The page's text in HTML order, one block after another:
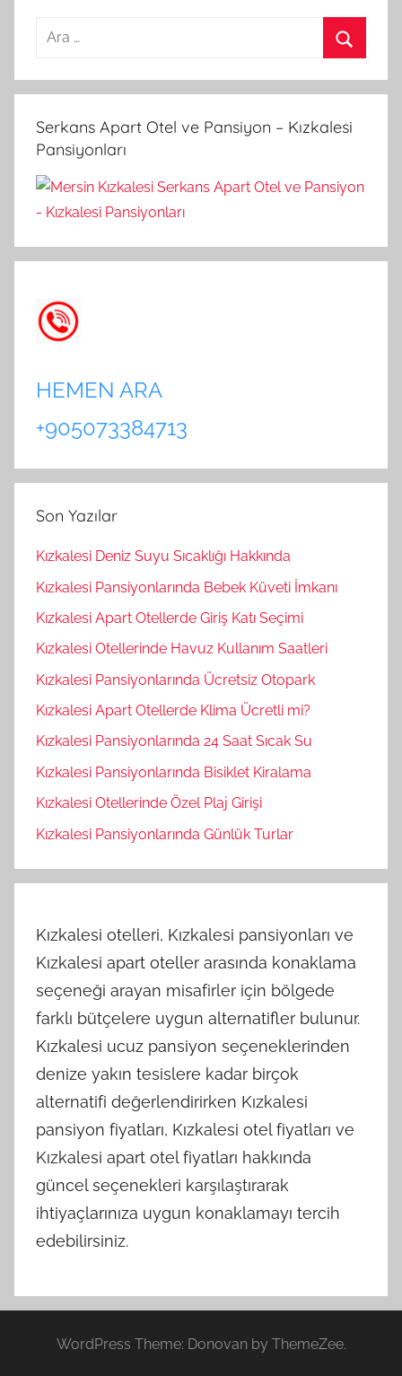
a
a
:
r
a
Serkans Apart Otel ve Pansiyon – Kızkalesi
Pansiyonları
HEMEN ARA
+905073384713
Son Yazılar
Kızkalesi Deniz Suyu Sıcaklığı Hakkında
Kızkalesi Pansiyonlarında Bebek Küveti İmkanı
Kızkalesi Apart Otellerde Giriş Katı Seçimi
Kızkalesi Otellerinde Havuz Kullanım Saatleri
Kızkalesi Pansiyonlarında Ücretsiz Otopark
Kızkalesi Apart Otellerde Klima Ücretli mi?
Kızkalesi Pansiyonlarında 24 Saat Sıcak Su
Kızkalesi Pansiyonlarında Bisiklet Kiralama
Kızkalesi Otellerinde Özel Plaj Girişi
Kızkalesi Pansiyonlarında Günlük Turlar
Kızkalesi otelleri, Kızkalesi pansiyonları ve
Kızkalesi apart oteller arasında konaklama
seçeneği arayan misafirler için bölgede
farklı bütçelere uygun alternatifler bulunur.
Kızkalesi ucuz pansiyon seçeneklerinden
denize yakın tesislere kadar birçok
alternatifi değerlendirirken Kızkalesi
pansiyon fiyatları, Kızkalesi otel fiyatları ve
Kızkalesi apart otel fiyatları hakkında
güncel seçenekleri karşılaştırarak
ihtiyaçlarınıza uygun konaklamayı tercih
edebilirsiniz.
WordPress Theme: Donovan by ThemeZee.